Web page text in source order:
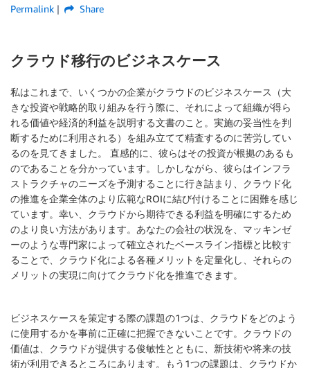
Permalink
Share
クラウド移行のビジネスケース
私はこれまで、いくつかの企業がクラウドのビジネスケース（大
きな投資や戦略的取り組みを行う際に、それによって組織が得ら
れる価値や経済的利益を説明する文書のこと。実施の妥当性を判
断するために利用される）を組み立てて精査するのに苦労してい
るのを見てきました。 直感的に、彼らはその投資が根拠のあるも
のであることを分かっています。しかしながら、彼らはインフラ
ストラクチャのニーズを予測することに行き詰まり、クラウド化
の推進を企業全体のより広範なROIに結び付けることに困難を感じ
ています。幸い、クラウドから期待できる利益を明確にするため
のより良い方法があります。あなたの会社の状況を、マッキンゼ
ーのような専門家によって確立されたベースライン指標と比較す
ることで、クラウド化による各種メリットを定量化し、それらの
メリットの実現に向けてクラウド化を推進できます。
ビジネスケースを策定する際の課題の1つは、クラウドをどのよう
に使用するかを事前に正確に把握できないことです。クラウドの
価値は、クラウドが提供する俊敏性とともに、新技術や将来の技
術が利用できるところにあります。もう1つの課題は、クラウドか